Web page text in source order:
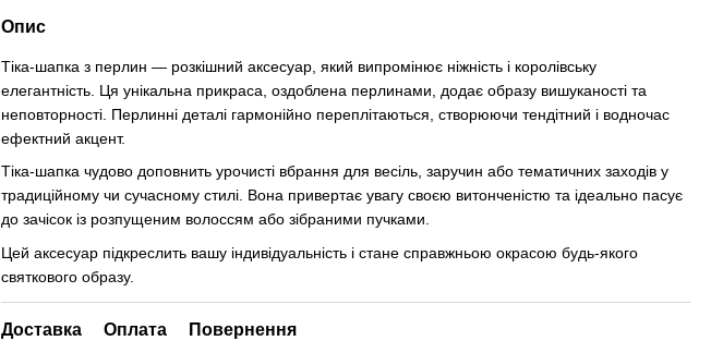
Опис
Тіка-шапка з перлин — розкішний аксесуар, який випромінює ніжність і королівську
елегантність. Ця унікальна прикраса, оздоблена перлинами, додає образу вишуканості та
неповторності. Перлинні деталі гармонійно переплітаються, створюючи тендітний і водночас
ефектний акцент.
Тіка-шапка чудово доповнить урочисті вбрання для весіль, заручин або тематичних заходів у
традиційному чи сучасному стилі. Вона привертає увагу своєю витонченістю та ідеально пасує
до зачісок із розпущеним волоссям або зібраними пучками.
Цей аксесуар підкреслить вашу індивідуальність і стане справжньою окрасою будь-якого
святкового образу.
Доставка Оплата Повернення